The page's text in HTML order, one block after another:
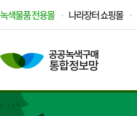
녹색물품 전용몰 나라장터 쇼핑몰